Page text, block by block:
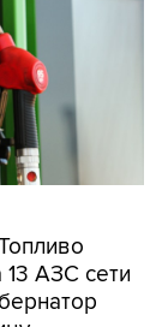
АЗС сети